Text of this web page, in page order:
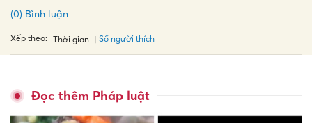
(0) Bình luận
Xếp theo: Thời gian Số người thích
Đọc thêm Pháp luật